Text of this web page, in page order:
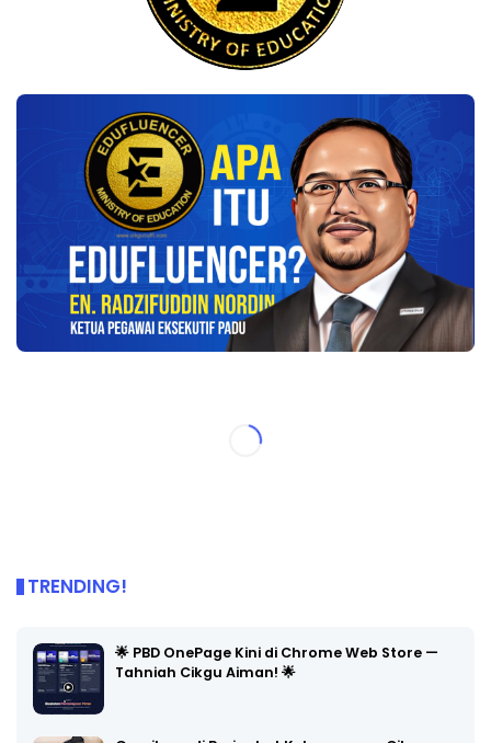
TRENDING!
🌟 PBD OnePage Kini di Chrome Web Store —
Tahniah Cikgu Aiman! 🌟